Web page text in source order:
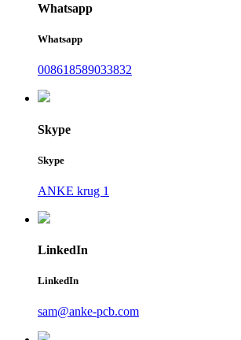
Whatsapp
Whatsapp
008618589033832
Skype
Skype
ANKE krug 1
LinkedIn
LinkedIn
sam@anke-pcb.com